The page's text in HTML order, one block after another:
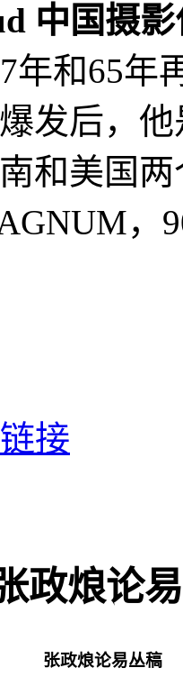
中国摄
年和65年
发后，
和美国
，
接
政烺论
张政烺论易丛稿